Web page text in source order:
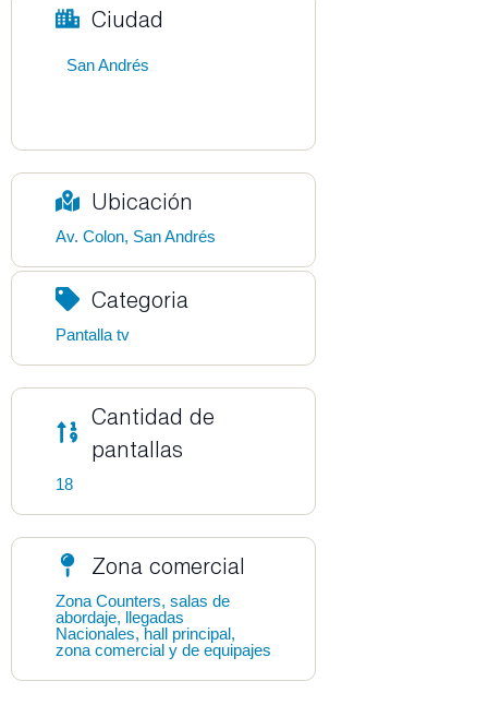
Ciudad
San Andrés
Ubicación
Av. Colon, San Andrés
Categoria
Pantalla tv
Cantidad de
pantallas
18
Zona comercial
Zona Counters, salas de
abordaje, llegadas
Nacionales, hall principal,
zona comercial y de equipajes